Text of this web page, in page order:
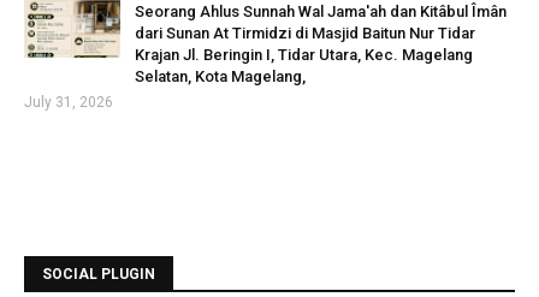
Seorang Ahlus Sunnah Wal Jama'ah dan Kitâbul Îmân
dari Sunan At Tirmidzi di Masjid Baitun Nur Tidar
Krajan Jl. Beringin I, Tidar Utara, Kec. Magelang
Selatan, Kota Magelang,
July 31, 2026
SOCIAL PLUGIN